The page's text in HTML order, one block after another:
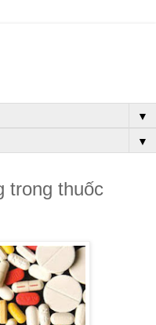
▼
▼
trong thuốc